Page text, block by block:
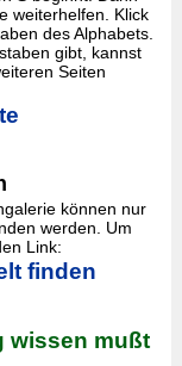
weiterhelfen. Klick
des Alphabets.
gibt, kannst
Seiten
können nur
werden. Um
Link:
finden
wissen mußt